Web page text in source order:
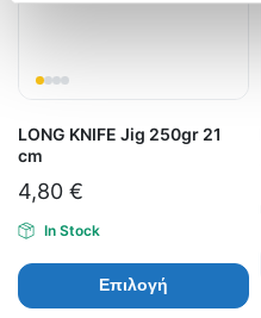
LONG KNIFE Jig 250gr 21
cm
4,80 €
In Stock
Επιλογή